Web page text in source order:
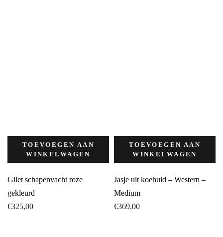
TOEVOEGEN AAN
WINKELWAGEN
Gilet schapenvacht roze
gekleurd
€325,00
TOEVOEGEN AAN
WINKELWAGEN
Jasje uit koehuid – Western –
Medium
€369,00